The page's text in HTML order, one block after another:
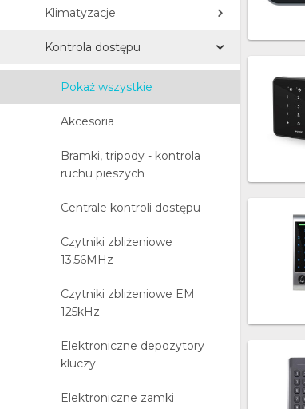
Klimatyzacje
Kontrola dostępu
Pokaż wszystkie
Akcesoria
Bramki, tripody - kontrola
ruchu pieszych
Centrale kontroli dostępu
Czytniki zbliżeniowe
13,56MHz
Czytniki zbliżeniowe EM
125kHz
Elektroniczne depozytory
kluczy
Elektroniczne zamki